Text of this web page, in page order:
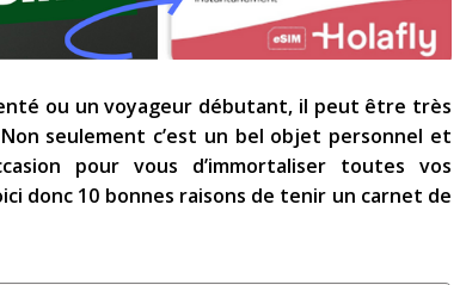
ou un voyageur débutant, il peut être très
seulement c’est un bel objet personnel et
pour vous d’immortaliser toutes vos
donc 10 bonnes raisons de tenir un carnet de